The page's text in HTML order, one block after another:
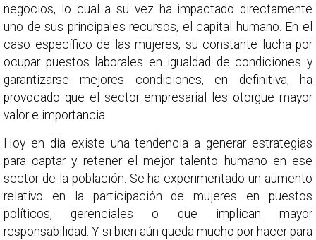
negocios, lo cual a su vez ha impactado directamente
uno de sus principales recursos, el capital humano. En el
caso específico de las mujeres, su constante lucha por
ocupar puestos laborales en igualdad de condiciones y
garantizarse mejores condiciones, en definitiva, ha
provocado que el sector empresarial les otorgue mayor
valor e importancia.
Hoy en día existe una tendencia a generar estrategias
para captar y retener el mejor talento humano en ese
sector de la población. Se ha experimentado un aumento
relativo en la participación de mujeres en puestos
políticos, gerenciales o que implican mayor
responsabilidad. Y si bien aún queda mucho por hacer para